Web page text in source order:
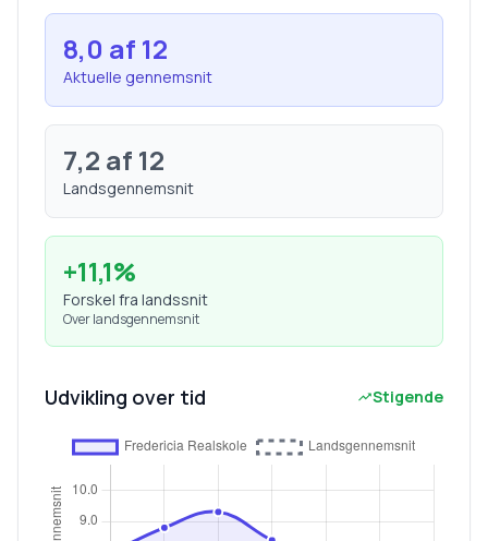
8,0 af 12
Aktuelle gennemsnit
7,2 af 12
Landsgennemsnit
+11,1%
Forskel fra landssnit
Over landsgennemsnit
Udvikling over tid Stigende